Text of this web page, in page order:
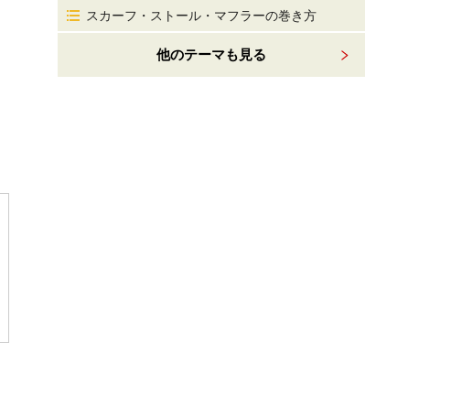
スカーフ・ストール・マフラーの巻き方
他のテーマも見る